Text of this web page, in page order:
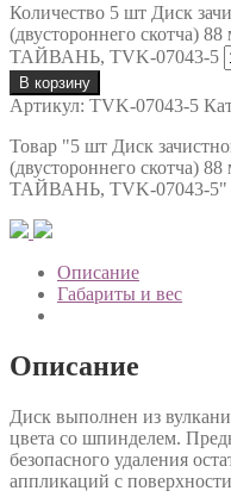
Количество 5 шт Диск
(двустороннего скотча)
ТАЙВАНЬ, TVK-07043-5
В корзину
Артикул: TVK-07043-5
Товар "5 шт Диск
(двустороннего скотча)
ТАЙВАНЬ, TVK-07043-5"
Описание
Габариты и вес
Описание
Диск выполнен из
цвета co шпинделем.
безопасного удаления
аппликаций с